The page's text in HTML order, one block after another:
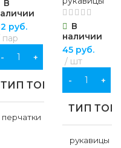
В
руб.
пар
ТИП ТОВАРА
перчатки
В
наличии
45 руб.
шт
ТИП
рукавицы